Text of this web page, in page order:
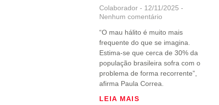
Colaborador
12/11/2025
Nenhum comentário
“O mau hálito é muito mais
frequente do que se imagina.
Estima-se que cerca de 30% da
população brasileira sofra com o
problema de forma recorrente”,
afirma Paula Correa.
LEIA MAIS